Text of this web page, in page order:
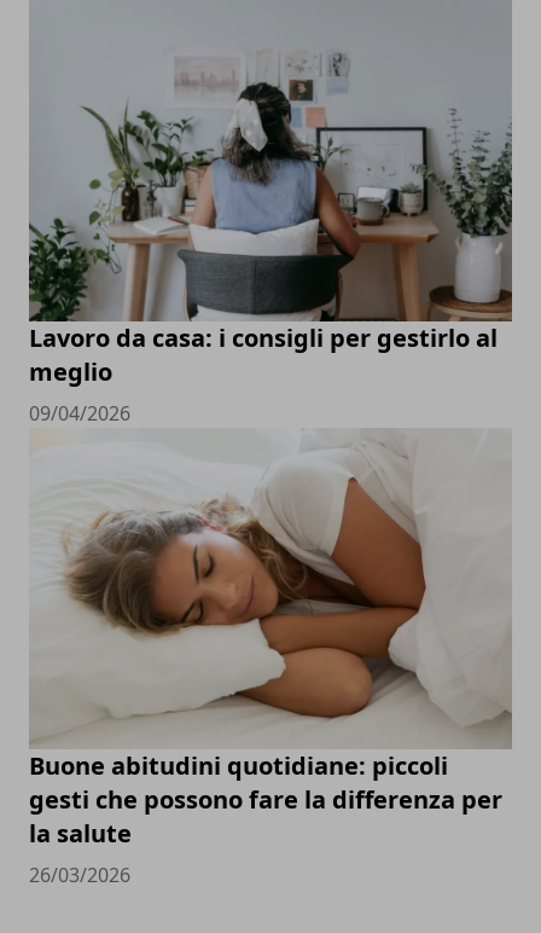
Lavoro da casa: i consigli per gestirlo al
meglio
09/04/2026
Buone abitudini quotidiane: piccoli
gesti che possono fare la differenza per
la salute
26/03/2026